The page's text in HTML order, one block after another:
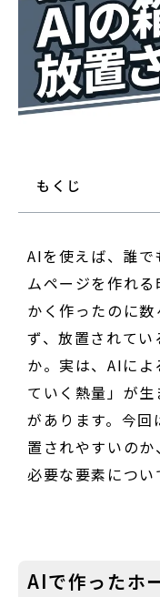
もくじ
AIを使えば、誰で
ムページを作れ
かく作ったのに
ず、放置されて
か。実は、AIに
ていく熱量」が
があります。今
置されやすいの
必要な要素につい
AIで作ったホ